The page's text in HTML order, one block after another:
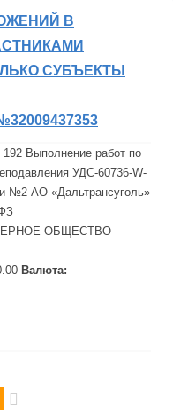
В
СУБЪЕКТЫ
Выполнение работ по
УДС-60736-W-
и №2 АО «Дальтрансуголь»
ОБЩЕСТВО
Валюта: